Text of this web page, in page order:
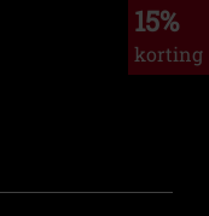
15%
korting